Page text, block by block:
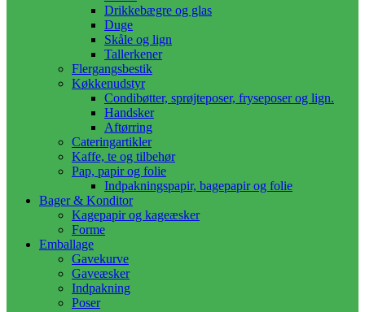
Drikkebægre og glas
Duge
Skåle og lign
Tallerkener
Flergangsbestik
Køkkenudstyr
Condibøtter, sprøjteposer, fryseposer og lign.
Handsker
Aftørring
Cateringartikler
Kaffe, te og tilbehør
Pap, papir og folie
Indpakningspapir, bagepapir og folie
Bager & Konditor
Kagepapir og kageæsker
Forme
Emballage
Gavekurve
Gaveæsker
Indpakning
Poser